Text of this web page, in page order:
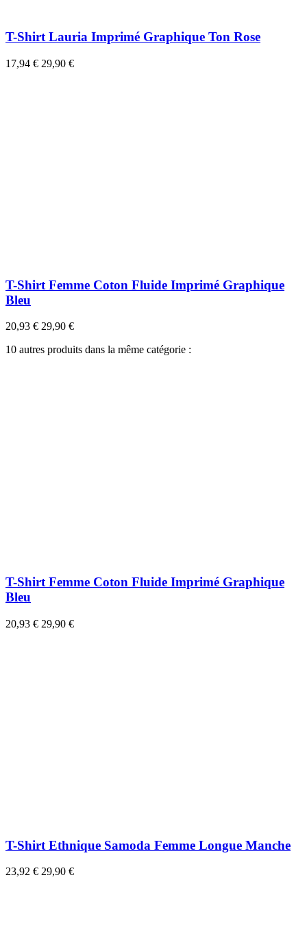
T-Shirt Lauria Imprimé Graphique Ton Rose
17,94 € 29,90 €
T-Shirt Femme Coton Fluide Imprimé Graphique
Bleu
20,93 € 29,90 €
10 autres produits dans la même catégorie :
T-Shirt Femme Coton Fluide Imprimé Graphique
Bleu
20,93 € 29,90 €
T-Shirt Ethnique Samoda Femme Longue Manche
23,92 € 29,90 €